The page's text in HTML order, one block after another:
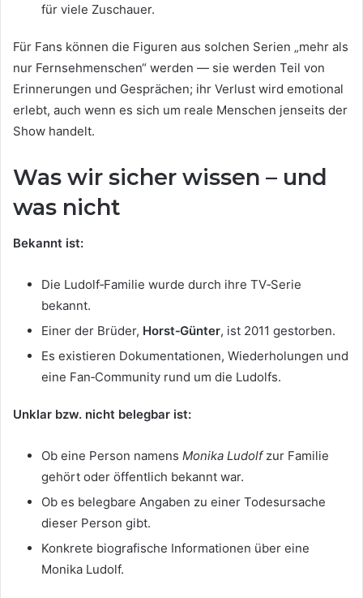
für viele Zuschauer.
Für Fans können die Figuren aus solchen Serien „mehr als
nur Fernsehmenschen“ werden — sie werden Teil von
Erinnerungen und Gesprächen; ihr Verlust wird emotional
erlebt, auch wenn es sich um reale Menschen jenseits der
Show handelt.
Was wir sicher wissen – und
was nicht
Bekannt ist:
Die Ludolf‑Familie wurde durch ihre TV‑Serie
bekannt.
Einer der Brüder, Horst‑Günter, ist 2011 gestorben.
Es existieren Dokumentationen, Wiederholungen und
eine Fan‑Community rund um die Ludolfs.
Unklar bzw. nicht belegbar ist:
Ob eine Person namens Monika Ludolfzur Familie
gehört oder öffentlich bekannt war.
Ob es belegbare Angaben zu einer Todesursache
dieser Person gibt.
Konkrete biografische Informationen über eine
Monika Ludolf.